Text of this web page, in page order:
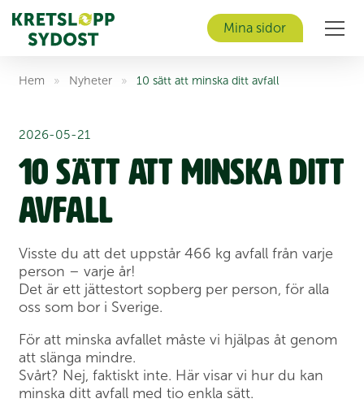
Mina sidor
Hem » Nyheter » 10 sätt att minska ditt avfall
2026-05-21
10 sätt att minska ditt
avfall
Visste du att det uppstår 466 kg avfall från varje
person – varje år!
Det är ett jättestort sopberg per person, för alla
oss som bor i Sverige.
För att minska avfallet måste vi hjälpas åt genom
att slänga mindre.
Svårt? Nej, faktiskt inte. Här visar vi hur du kan
minska ditt avfall med tio enkla sätt.